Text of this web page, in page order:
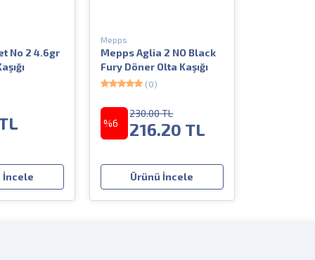
No 2 4.6gr
İncele
Mepps
Mepps Aglia 2 NO Black
Fury Döner Olta Kaşığı
(0)
%6
230.00 TL
216.20 TL
Ürünü İncele